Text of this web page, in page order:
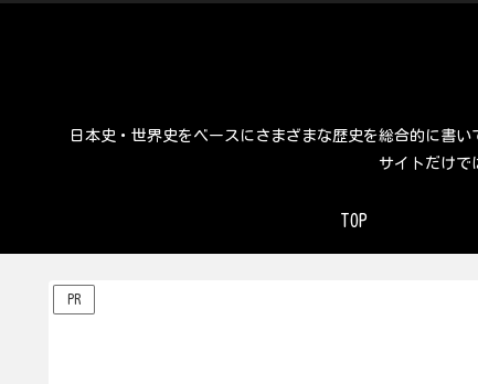
日本史・世界史をベースにさまざまな歴史を総合的に書
サイトだけで
TOP
PR